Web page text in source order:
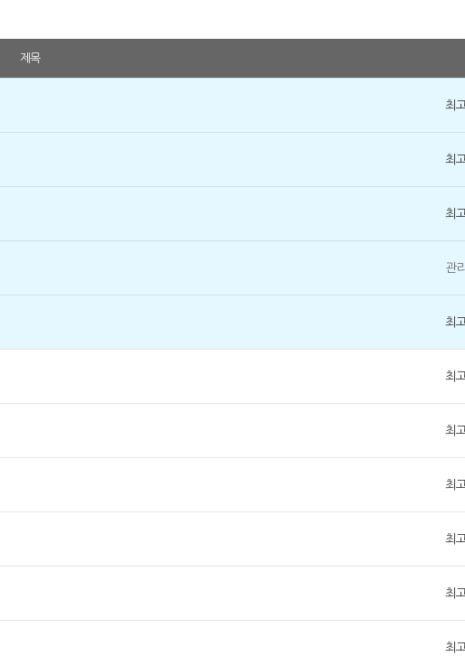
제목
최
최
최
관
최
최
최
최
최
최
최